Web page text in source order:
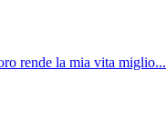
rende la mia vita miglio...